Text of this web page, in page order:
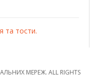
та тости.
МЕРЕЖ. ALL RIGHTS